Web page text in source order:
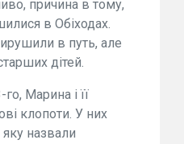
причина в тому,
в Обіходах.
в путь, але
дітей.
Марина і її
клопоти. У них
назвали